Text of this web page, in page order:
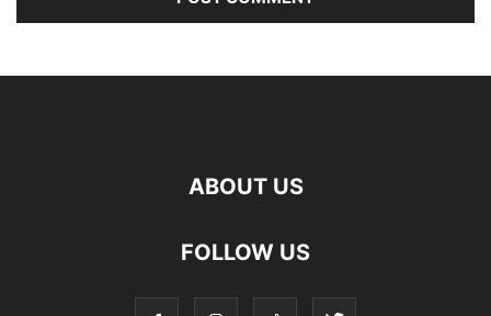
ABOUT US
FOLLOW US